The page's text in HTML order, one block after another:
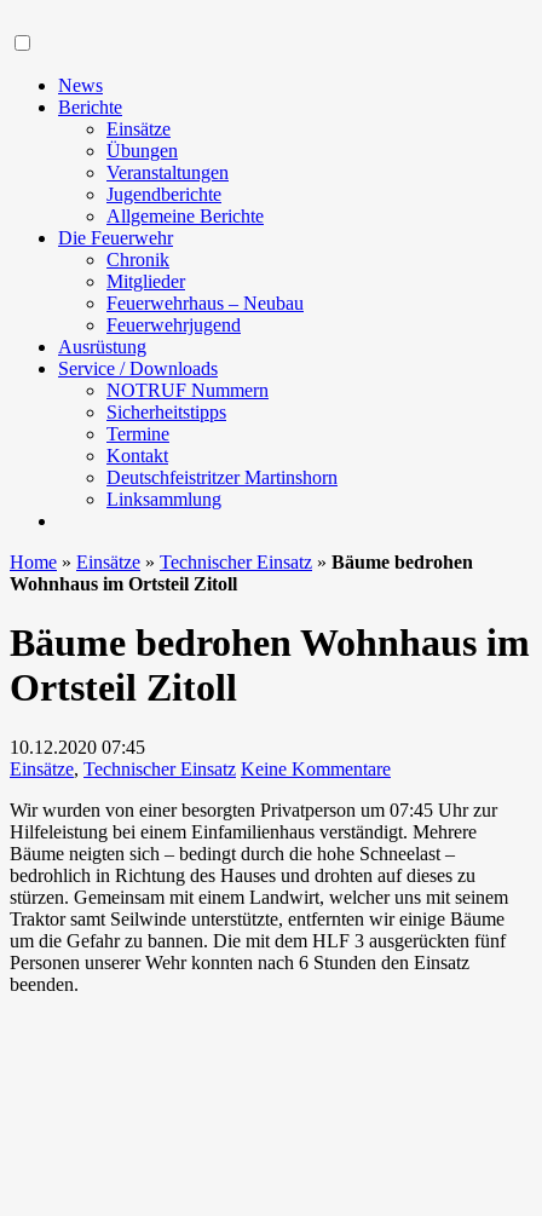
News
Berichte
Einsätze
Übungen
Veranstaltungen
Jugendberichte
Allgemeine Berichte
Die Feuerwehr
Chronik
Mitglieder
Feuerwehrhaus – Neubau
Feuerwehrjugend
Ausrüstung
Service / Downloads
NOTRUF Nummern
Sicherheitstipps
Termine
Kontakt
Deutschfeistritzer Martinshorn
Linksammlung
Home » Einsätze » Technischer Einsatz » Bäume bedrohen
Wohnhaus im Ortsteil Zitoll
Bäume bedrohen Wohnhaus im
Ortsteil Zitoll
10.12.2020 07:45
Einsätze, Technischer Einsatz Keine Kommentarezu
bedrohen
Wohnhaus
im
Ortsteil
Zitoll
Wir wurden von einer besorgten Privatperson um 07:45 Uhr zur
Hilfeleistung bei einem Einfamilienhaus verständigt. Mehrere
Bäume neigten sich – bedingt durch die hohe Schneelast –
bedrohlich in Richtung des Hauses und drohten auf dieses zu
stürzen. Gemeinsam mit einem Landwirt, welcher uns mit seinem
Traktor samt Seilwinde unterstützte, entfernten wir einige Bäume
um die Gefahr zu bannen. Die mit dem HLF 3 ausgerückten fünf
Personen unserer Wehr konnten nach 6 Stunden den Einsatz
beenden.